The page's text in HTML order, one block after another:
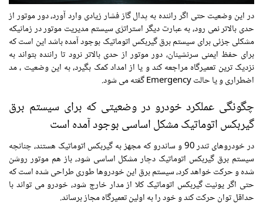
در این وضعیت حتی اگر راننده به پدال گاز فشار زیادی وارد آورد، دور موتور از
حدی بالاتر نمی رود، به عبارت دیگر استراتژی سیستم مدیریت موتور در زمانیکه
مشکلی جزئی برای سیستم برق گیربکس اتوماتیک بوجود آمده باشد این است که
برای حفظ ایمنی سرنشینان، دور موتور از حدی بالاتر نرود تا راننده بتواند به
نزدیک ترین تعمیرگاه مراجعه کند و یا از امداد کمک بگیرد، به این وضعیت ، مد
اضطراری و یا حالت Emergency گفته می شود.
چگونگی عملکرد خودرو در وضعیتی که برای سیستم برق
گیربکس اتوماتیک مشکل اساسی بوجود آمده است
در خودروهای تندر 90 و ساندرو که مجهز به گیربکس اتوماتیک هستند، چنانچه
سیستم برق گیربکس اتوماتیک دچار مشکل اساسی شود، باز هم موتور روشن
شده و حرکت خواهد کرد، سیستم برق این خودروها طوری طراحی شده است که
حتی اگر یونیت گیربکس اتوماتیک کلا از مدار خارج شود، خودرو می تواند با
حداقل توان حرکت کند و خود را به اولین تعمیرگاه مجاز برساند.